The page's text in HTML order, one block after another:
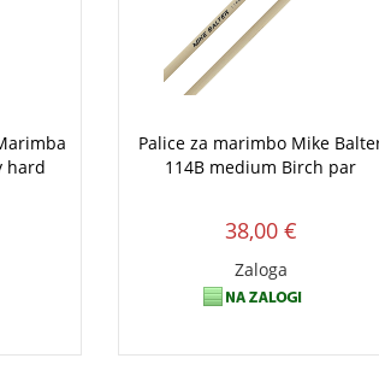
hard
Palice za marimbo Mike
114B medium Birch par
38,00 €
Zaloga